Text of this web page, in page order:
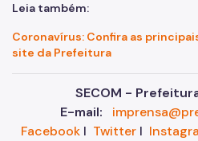
Leia também:
Coronavírus: Confira as
site da Prefeitura
SECOM -
E-mail:
FacebookI TwitterI